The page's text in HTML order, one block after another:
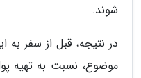
شوند.
در نتیجه، قبل از سفر به
موضوع، نسبت به تهیه